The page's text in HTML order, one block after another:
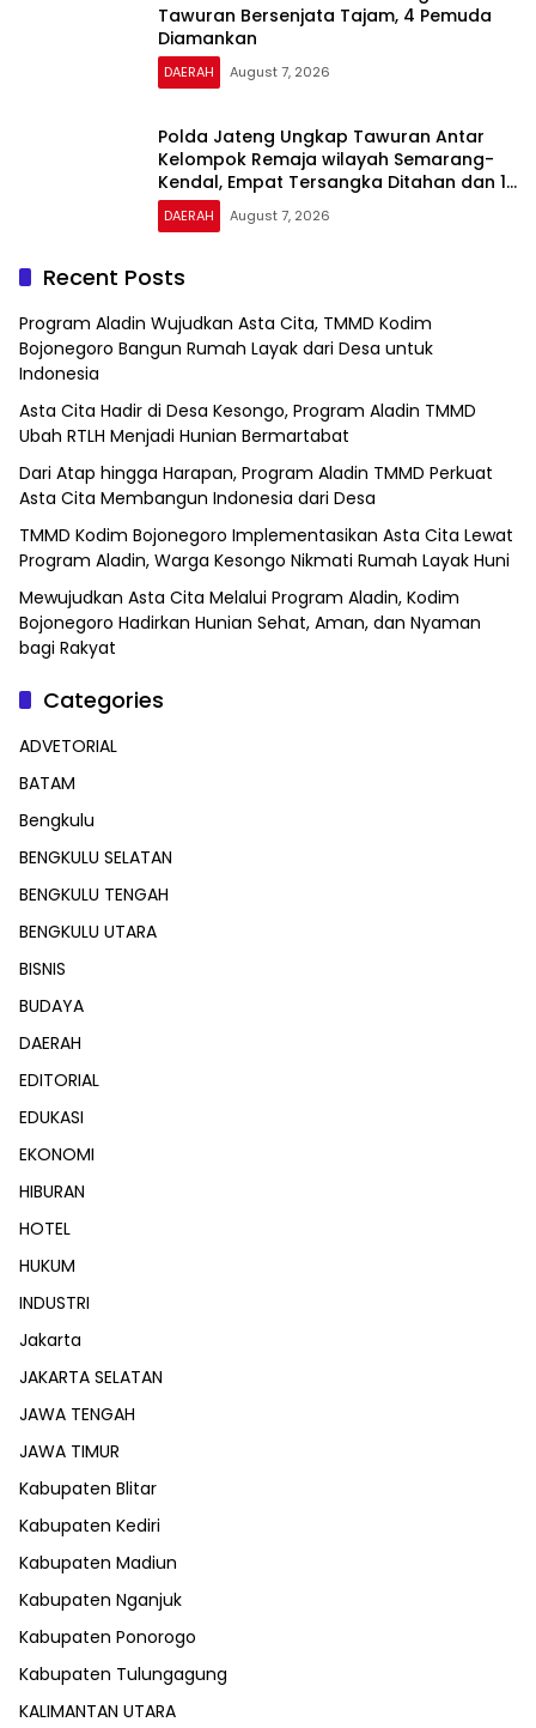
Tawuran Bersenjata Tajam, 4 Pemuda
Diamankan
DAERAH August 7, 2026
Polda Jateng Ungkap Tawuran Antar
Kelompok Remaja wilayah Semarang-
Kendal, Empat Tersangka Ditahan dan 17
DPO Diburu
DAERAH August 7, 2026
Recent Posts
Program Aladin Wujudkan Asta Cita, TMMD Kodim
Bojonegoro Bangun Rumah Layak dari Desa untuk
Indonesia
Asta Cita Hadir di Desa Kesongo, Program Aladin TMMD
Ubah RTLH Menjadi Hunian Bermartabat
Dari Atap hingga Harapan, Program Aladin TMMD Perkuat
Asta Cita Membangun Indonesia dari Desa
TMMD Kodim Bojonegoro Implementasikan Asta Cita Lewat
Program Aladin, Warga Kesongo Nikmati Rumah Layak Huni
Mewujudkan Asta Cita Melalui Program Aladin, Kodim
Bojonegoro Hadirkan Hunian Sehat, Aman, dan Nyaman
bagi Rakyat
Categories
ADVETORIAL
BATAM
Bengkulu
BENGKULU SELATAN
BENGKULU TENGAH
BENGKULU UTARA
BISNIS
BUDAYA
DAERAH
EDITORIAL
EDUKASI
EKONOMI
HIBURAN
HOTEL
HUKUM
INDUSTRI
Jakarta
JAKARTA SELATAN
JAWA TENGAH
JAWA TIMUR
Kabupaten Blitar
Kabupaten Kediri
Kabupaten Madiun
Kabupaten Nganjuk
Kabupaten Ponorogo
Kabupaten Tulungagung
KALIMANTAN UTARA